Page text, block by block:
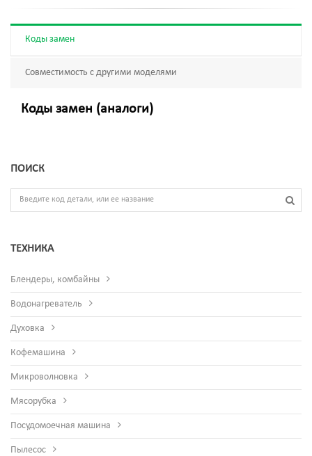
Коды замен
Совместимость с другими моделями
Коды замен (аналоги)
ПОИСК
ТЕХНИКА
Блендеры, комбайны
Водонагреватель
Духовка
Кофемашина
Микроволновка
Мясорубка
Посудомоечная машина
Пылесос